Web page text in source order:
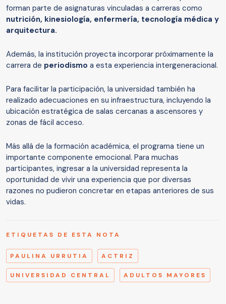
forman parte de asignaturas vinculadas a carreras como
nutrición, kinesiología, enfermería, tecnología médica y
arquitectura.
Además, la institución proyecta incorporar próximamente la
carrera de periodismo a esta experiencia intergeneracional.
Para facilitar la participación, la universidad también ha
realizado adecuaciones en su infraestructura, incluyendo la
ubicación estratégica de salas cercanas a ascensores y
zonas de fácil acceso.
Más allá de la formación académica, el programa tiene un
importante componente emocional. Para muchas
participantes, ingresar a la universidad representa la
oportunidad de vivir una experiencia que por diversas
razones no pudieron concretar en etapas anteriores de sus
vidas.
ETIQUETAS DE ESTA NOTA
PAULINA URRUTIA ACTRIZ
UNIVERSIDAD CENTRAL ADULTOS MAYORES